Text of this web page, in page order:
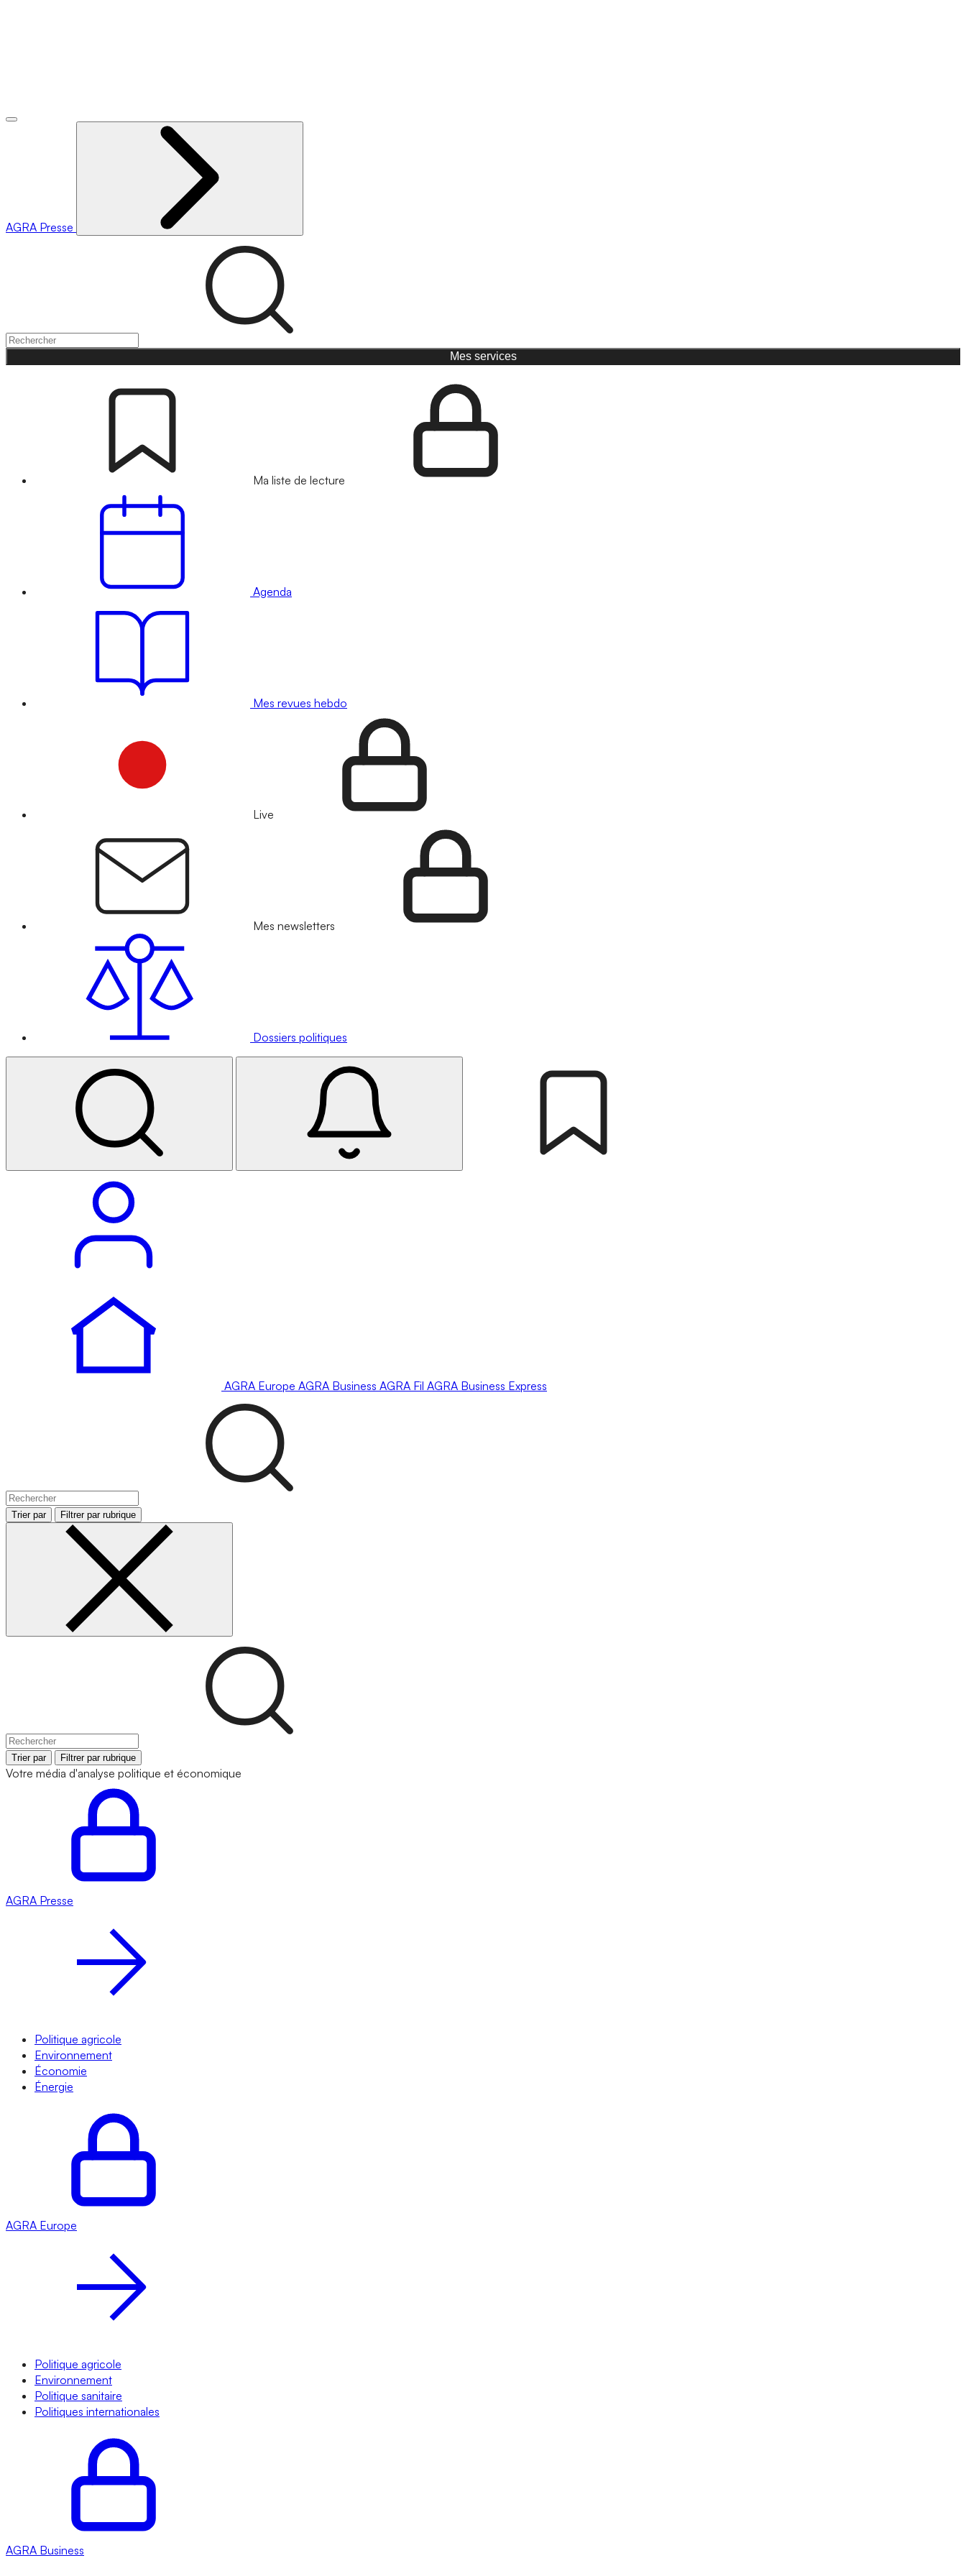
AGRA Presse
Mes services
Ma liste de lecture
Agenda
Mes revues hebdo
Live
Mes newsletters
Dossiers politiques
AGRA Europe AGRA Business AGRA Fil AGRA Business Express
Trier par Filtrer par rubrique
Trier par Filtrer par rubrique
Votre média d'analyse politique et économique
AGRA Presse
Politique agricole
Environnement
Économie
Énergie
AGRA Europe
Politique agricole
Environnement
Politique sanitaire
Politiques internationales
AGRA Business